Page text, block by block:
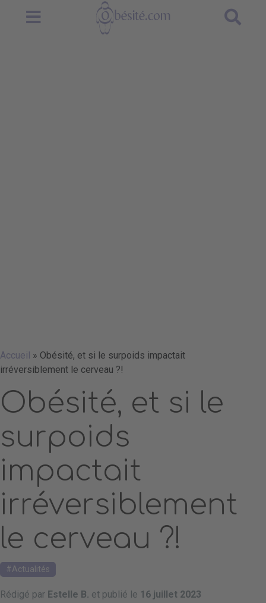
Accueil » Obésité, et si le surpoids impactait
irréversiblement le cerveau ?!
Obésité, et si le
surpoids
impactait
irréversiblement
le cerveau ?!
Actualités
Rédigé par Estelle B. et publié le 16 juillet 2023